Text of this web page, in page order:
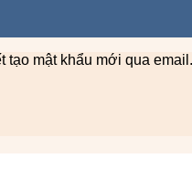
tạo mật khẩu mới qua email.